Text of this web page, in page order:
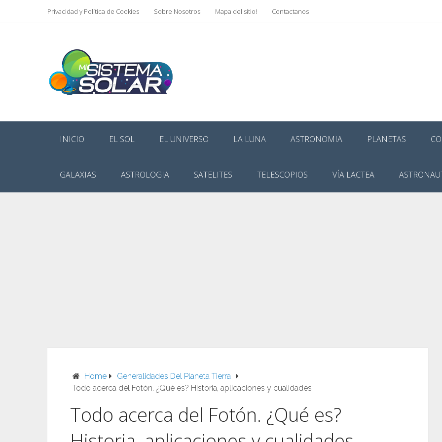
Privacidad y Política de Cookies Sobre Nosotros Mapa del sitio! Contactanos
INICIO EL SOL EL UNIVERSO LA LUNA ASTRONOMIA PLANETAS
GALAXIAS ASTROLOGIA SATELITES TELESCOPIOS VÍA LACTEA
Home
Generalidades Del Planeta Tierra
Todo acerca del Fotón. ¿Qué es? Historia, aplicaciones y cualidades
Todo acerca del Fotón. ¿Qué es?